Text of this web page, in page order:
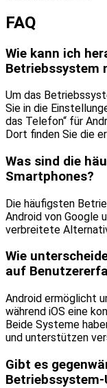
FAQ
Wie kann ich
Betriebssystem
Um das
Sie in die
das Telefon“ für
Dort finden Sie die
Was sind die
Smartphones?
Die häufigsten
Android von Google
verbreitete
Wie
auf
Android ermöglicht
während iOS eine
Beide Systeme
und unterstützen
Gibt es
Betriebssystem-